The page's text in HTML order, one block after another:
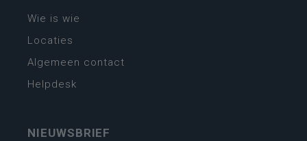
Wie is wie
Locaties
Algemeen contact
Helpdesk
NIEUWSBRIEF